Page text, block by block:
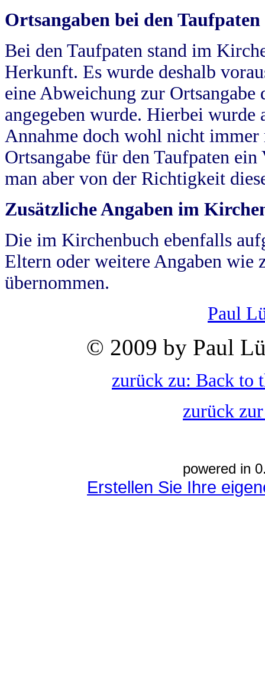
Ortsangaben bei den Taufpaten
Bei den Taufpaten stand im
Herkunft. Es wurde deshalb
eine Abweichung zur
angegeben wurde. Hierbei wurde
Annahme doch wohl nicht
Ortsangabe für den Taufpaten
man aber von der Richtigkeit
Zusätzliche Angaben im
Die im Kirchenbuch ebenfalls
Eltern oder weitere Angaben wie
übernommen.
Paul
© 2009 by Paul
zurück zu: Back to
zurück
powered in
Erstellen Sie Ihre